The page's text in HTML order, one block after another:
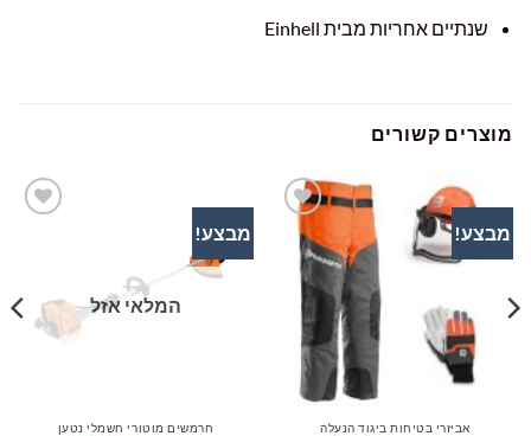
שנתיים אחריות מבית Einhell
מוצרים קשורים
מבצע!
הוסף
לרשימת
המשאלות
אביזרי בטיחות ביגוד הנעלה
מבצע!
המלאי אזל
חרמשים מוטורי חשמלי נטען